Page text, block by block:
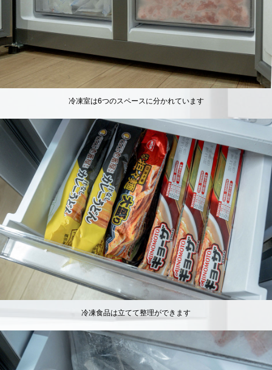
冷凍室は6つのスペースに分かれています
冷凍食品は立てて整理ができます